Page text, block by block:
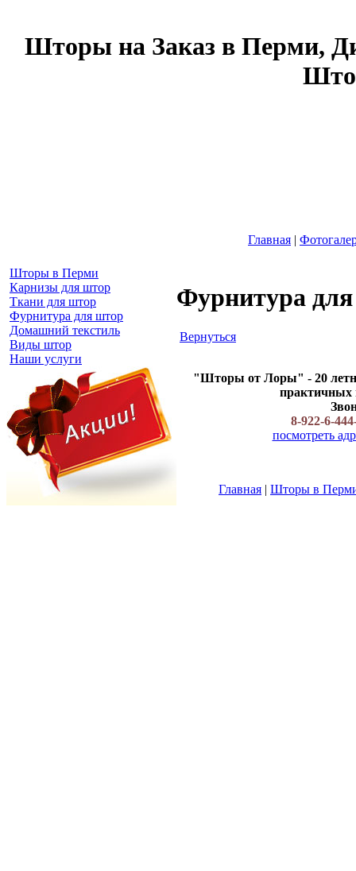
Шторы на Заказ в Перми,
Главная |
Шторы в Перми
Карнизы для штор
Ткани для штор
Фурнитура для штор
Домашний текстиль
Виды штор
Наши услуги
Фурнитура
Вернуться
"Шторы от Лоры" - 20
практичных
8-922-6-
посмотреть
Главная | Шторы в